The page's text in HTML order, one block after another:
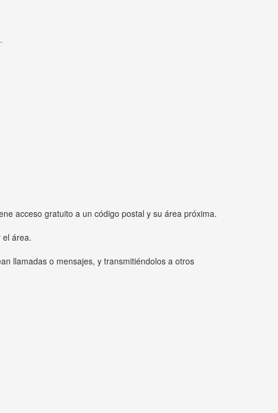
acceso gratuito a un código postal y su área próxima.
el área.
llamadas o mensajes, y transmitiéndolos a otros